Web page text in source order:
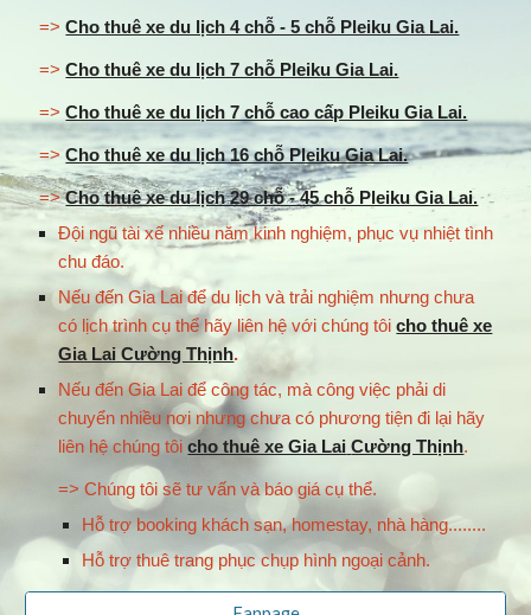
=>Cho thuê xe du lịch 4 chỗ - 5 chỗ Pleiku Gia Lai.
=>Cho thuê xe du lịch 7 chỗ Pleiku Gia Lai.
=> Cho thuê xe du lịch 7 chỗ cao cấp Pleiku Gia Lai.
=>Cho thuê xe du lịch 16 chỗ Pleiku Gia Lai.
=>Cho thuê xe du lịch 29 chỗ - 45 chỗ Pleiku Gia Lai.
Đội ngũ tài xế nhiều năm kinh nghiệm, phục vụ nhiệt tình
chu đáo.
Nếu đến Gia Lai để du lịch và trải nghiệm nhưng chưa
có lịch trình cụ thể hãy liên hệ với chúng tôicho thuê xe
Gia Lai Cường Thịnh.
Nếu đến Gia Lai để công tác, mà công việc phải di
chuyển nhiều nơi nhưng chưa có phương tiện đi lại hãy
liên hệ chúng tôicho thuê xe Gia Lai Cường Thịnh.
=> Chúng tôi sẽ tư vấn và báo giá cụ thể.
Hỗ trợ booking khách sạn, homestay, nhà hàng........
Hỗ trợ thuê trang phục chụp hình ngoại cảnh.